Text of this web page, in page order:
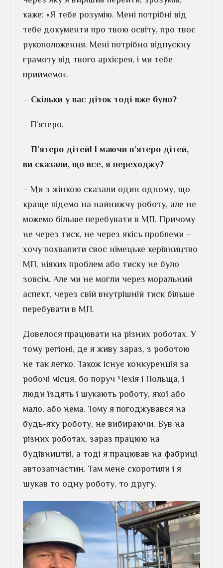
каже: «Я тебе розумію. Мені потрібні від
тебе документи про твою освіту, про твоє
рукоположення. Мені потрібно відпускну
грамоту від твого архієрея, і ми тебе
приймемо».
– Скільки у вас діток тоді вже було?
– П’ятеро.
– П’ятеро дітей! І маючи п’ятеро дітей,
ви сказали, що все, я переходжу?
– Ми з жінкою сказали один одному, що
краще підемо на найнижчу роботу, але не
можемо більше перебувати в МП. Причому
не через тиск, не через якісь проблеми –
хочу похвалити своє німецьке керівництво
МП, ніяких проблем або тиску не було
зовсім. Але ми не могли через моральний
аспект, через свій внутрішній тиск більше
перебувати в МП.
Довелося працювати на різних роботах. У
тому регіоні, де я живу зараз, з роботою
не так легко. Також існує конкуренція за
робочі місця, бо поруч Чехія і Польща, і
люди їздять і шукають роботу, якої або
мало, або нема. Тому я погоджувався на
будь-яку роботу, не вибираючи. Був на
різних роботах, зараз працюю на
будівництві, а тоді я працював на фабриці
автозапчастин. Там мене скоротили і я
шукав то одну роботу, то другу.